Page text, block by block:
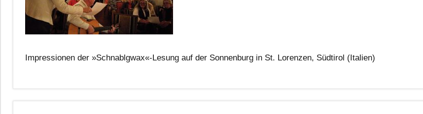
Impressionen der »Schnablgwax«-Lesung auf der Sonnenburg in St. Lorenzen, Südtirol (Italien)